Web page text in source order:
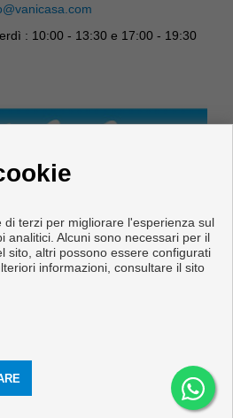
: 10:00 - 13:30 e 17:00 - 19:30
di terzi per migliorare l'esperienza sul
analitici. Alcuni sono necessari per il
sito, altri possono essere configurati
informazioni, consultare il sito